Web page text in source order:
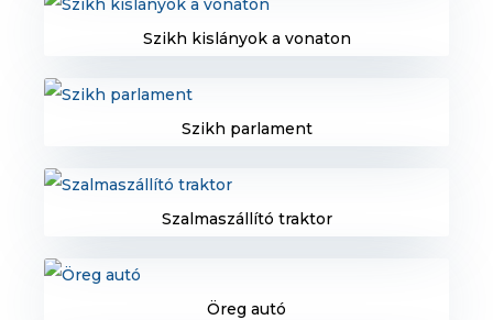
Szikh kislányok a vonaton
Szikh parlament
Szalmaszállító traktor
Öreg autó